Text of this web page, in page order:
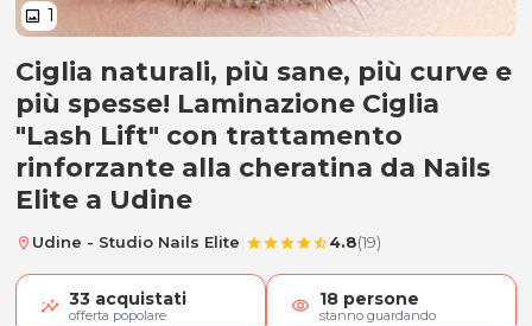
image 1
Laminazione Ciglia
Ciglia naturali, più sane, più curve e
più spesse! Laminazione Ciglia
"Lash Lift" con trattamento
rinforzante alla cheratina da Nails
Elite a Udine
location_on Udine - Studio Nails Elite starstarstarstarstar_half4.8(19)
33 acquistati
offerta popolare visibility 18 persone
stanno guardando